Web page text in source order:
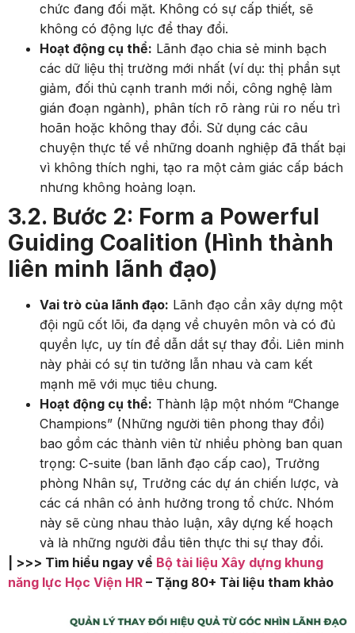
chức đang đối mặt. Không có sự cấp thiết, sẽ
không có động lực để thay đổi.
Hoạt động cụ thể: Lãnh đạo chia sẻ minh bạch
các dữ liệu thị trường mới nhất (ví dụ: thị phần sụt
giảm, đối thủ cạnh tranh mới nổi, công nghệ làm
gián đoạn ngành), phân tích rõ ràng rủi ro nếu trì
hoãn hoặc không thay đổi. Sử dụng các câu
chuyện thực tế về những doanh nghiệp đã thất bại
vì không thích nghi, tạo ra một cảm giác cấp bách
nhưng không hoảng loạn.
3.2. Bước 2: Form a Powerful
Guiding Coalition (Hình thành
liên minh lãnh đạo)
Vai trò của lãnh đạo: Lãnh đạo cần xây dựng một
đội ngũ cốt lõi, đa dạng về chuyên môn và có đủ
quyền lực, uy tín để dẫn dắt sự thay đổi. Liên minh
này phải có sự tin tưởng lẫn nhau và cam kết
mạnh mẽ với mục tiêu chung.
Hoạt động cụ thể: Thành lập một nhóm “Change
Champions” (Những người tiên phong thay đổi)
bao gồm các thành viên từ nhiều phòng ban quan
trọng: C-suite (ban lãnh đạo cấp cao), Trưởng
phòng Nhân sự, Trưởng các dự án chiến lược, và
các cá nhân có ảnh hưởng trong tổ chức. Nhóm
này sẽ cùng nhau thảo luận, xây dựng kế hoạch
và là những người đầu tiên thực thi sự thay đổi.
| >>> Tìm hiểu ngay về Bộ tài liệu Xây dựng khung
năng lực Học Viện HR – Tặng 80+ Tài liệu tham khảo